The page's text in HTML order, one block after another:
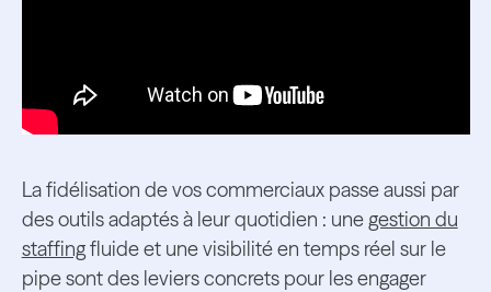
La fidélisation de vos commerciaux passe aussi par
des outils adaptés à leur quotidien : unegestion du
staffingfluide et une visibilité en temps réel sur le
pipe sont des leviers concrets pour les engager